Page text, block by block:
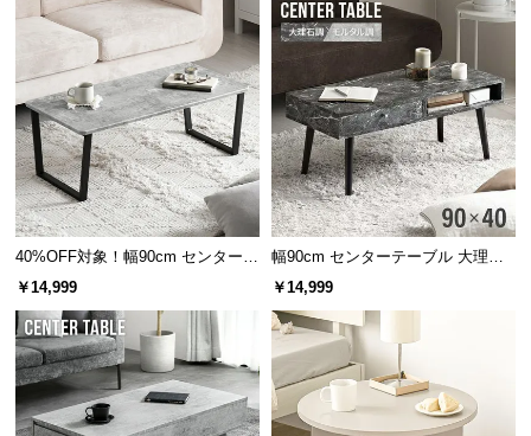
様
サ
ポ
ー
ト
お
知
ら
せ
強度に優れたスチール脚
ベースと脚には強度と耐久性に優れたスチールを採
用。キズや錆に強く、頑丈な造りで安全にご使用頂
けます。
40%OFF対象！幅90cm センターテ
ーブル 大理石/モルタル調 スクエ
￥14,999
幅90cm センターテーブル 大理石/
モルタル調 天然木脚 収納スペース
￥14,999